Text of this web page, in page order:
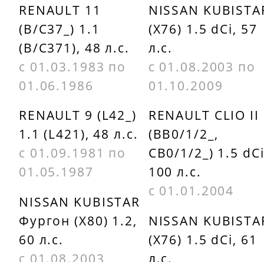
FEBI
BILSTEIN
09072
FENOX
TB217147
FERODO
DDF158
MEYLE
NK 203909
OPTIMAL
BS0800
RENAULT 11
(B/C37_) 1.1
(B/C371), 48 л.с.
с 01.03.1983 по
01.06.1986
RENAULT 9 (L42_)
1.1 (L421), 48 л.с.
с 01.09.1981 по
01.05.1987
NISSAN KUBISTAR
Фургон (X80) 1.2,
60 л.с.
с 01.08.2003
NISSAN
(X76) 1.5 dCi, 57
л.с.
с 01.08.2003 по
01.10.2009
RENAULT CLIO II
(BB0/1/2_,
CB0/1/2_) 1.5
100 л.с.
с 01.01.2004
NISSAN
(X76) 1.5 dCi, 61
л.с.